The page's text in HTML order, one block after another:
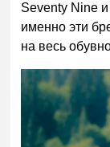
Seventy Nine
именно эти
на весь